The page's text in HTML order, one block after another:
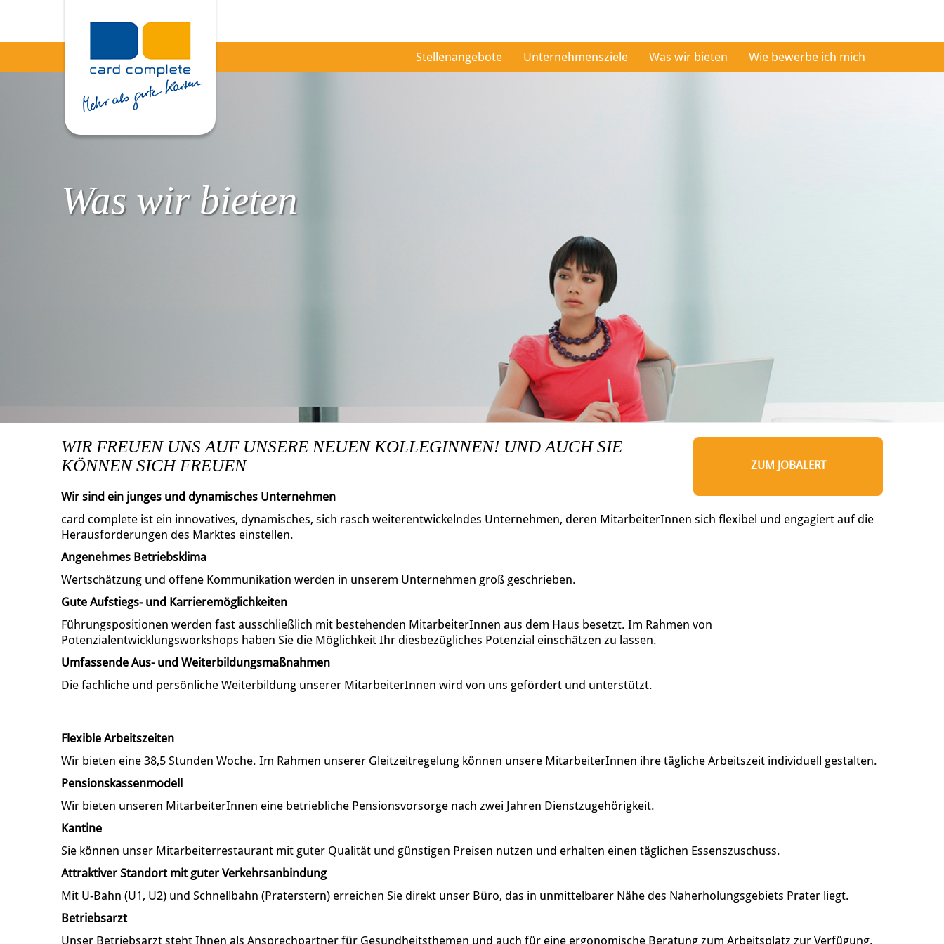
Stellenangebote Unternehmensziele Was wir bieten Wie bewerbe ich mich
Was wir bieten
ZUM JOBALERT
WIR FREUEN UNS AUF UNSERE NEUEN KOLLEGINNEN! UND AUCH SIE
KÖNNEN SICH FREUEN
Wir sind ein junges und dynamisches Unternehmen
card complete ist ein innovatives, dynamisches, sich rasch weiterentwickelndes Unternehmen, deren MitarbeiterInnen sich flexibel und engagiert auf die
Herausforderungen des Marktes einstellen.
Angenehmes Betriebsklima
Wertschätzung und offene Kommunikation werden in unserem Unternehmen groß geschrieben.
Gute Aufstiegs- und Karrieremöglichkeiten
Führungspositionen werden fast ausschließlich mit bestehenden MitarbeiterInnen aus dem Haus besetzt. Im Rahmen von
Potenzialentwicklungsworkshops haben Sie die Möglichkeit Ihr diesbezügliches Potenzial einschätzen zu lassen.
Umfassende Aus- und Weiterbildungsmaßnahmen
Die fachliche und persönliche Weiterbildung unserer MitarbeiterInnen wird von uns gefördert und unterstützt.
Flexible Arbeitszeiten
Wir bieten eine 38,5 Stunden Woche. Im Rahmen unserer Gleitzeitregelung können unsere MitarbeiterInnen ihre tägliche Arbeitszeit individuell gestalten.
Pensionskassenmodell
Wir bieten unseren MitarbeiterInnen eine betriebliche Pensionsvorsorge nach zwei Jahren Dienstzugehörigkeit.
Kantine
Sie können unser Mitarbeiterrestaurant mit guter Qualität und günstigen Preisen nutzen und erhalten einen täglichen Essenszuschuss.
Attraktiver Standort mit guter Verkehrsanbindung
Mit U-Bahn (U1, U2) und Schnellbahn (Praterstern) erreichen Sie direkt unser Büro, das in unmittelbarer Nähe des Naherholungsgebiets Prater liegt.
Betriebsarzt
Unser Betriebsarzt steht Ihnen als Ansprechpartner für Gesundheitsthemen und auch für eine ergonomische Beratung zum Arbeitsplatz zur Verfügung.